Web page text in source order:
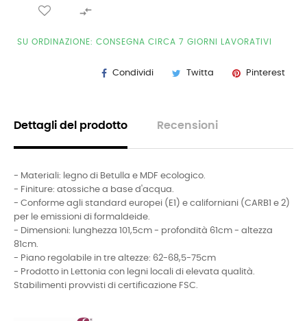

SU ORDINAZIONE: CONSEGNA CIRCA 7 GIORNI LAVORATIVI
Condividi Twitta Pinterest
Dettagli del prodotto Recensioni
- Materiali: legno di Betulla e MDF ecologico.
- Finiture: atossiche a base d'acqua.
- Conforme agli standard europei (E1) e californiani (CARB1 e 2)
per le emissioni di formaldeide.
- Dimensioni: lunghezza 101,5cm - profondità 61cm - altezza
81cm.
- Piano regolabile in tre altezze: 62-68,5-75cm
- Prodotto in Lettonia con legni locali di elevata qualità.
Stabilimenti provvisti di certificazione FSC.